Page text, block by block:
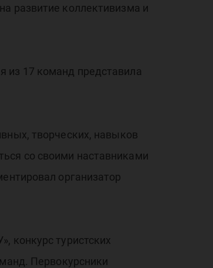
развитие коллективизма и
из 17 команд представила
творческих, навыков
со своими наставниками
организатор
конкурс туристских
Первокурсники